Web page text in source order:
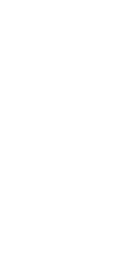
Rechtspraak.nl
Rechtspraak.nl
verlaat - U verlaat